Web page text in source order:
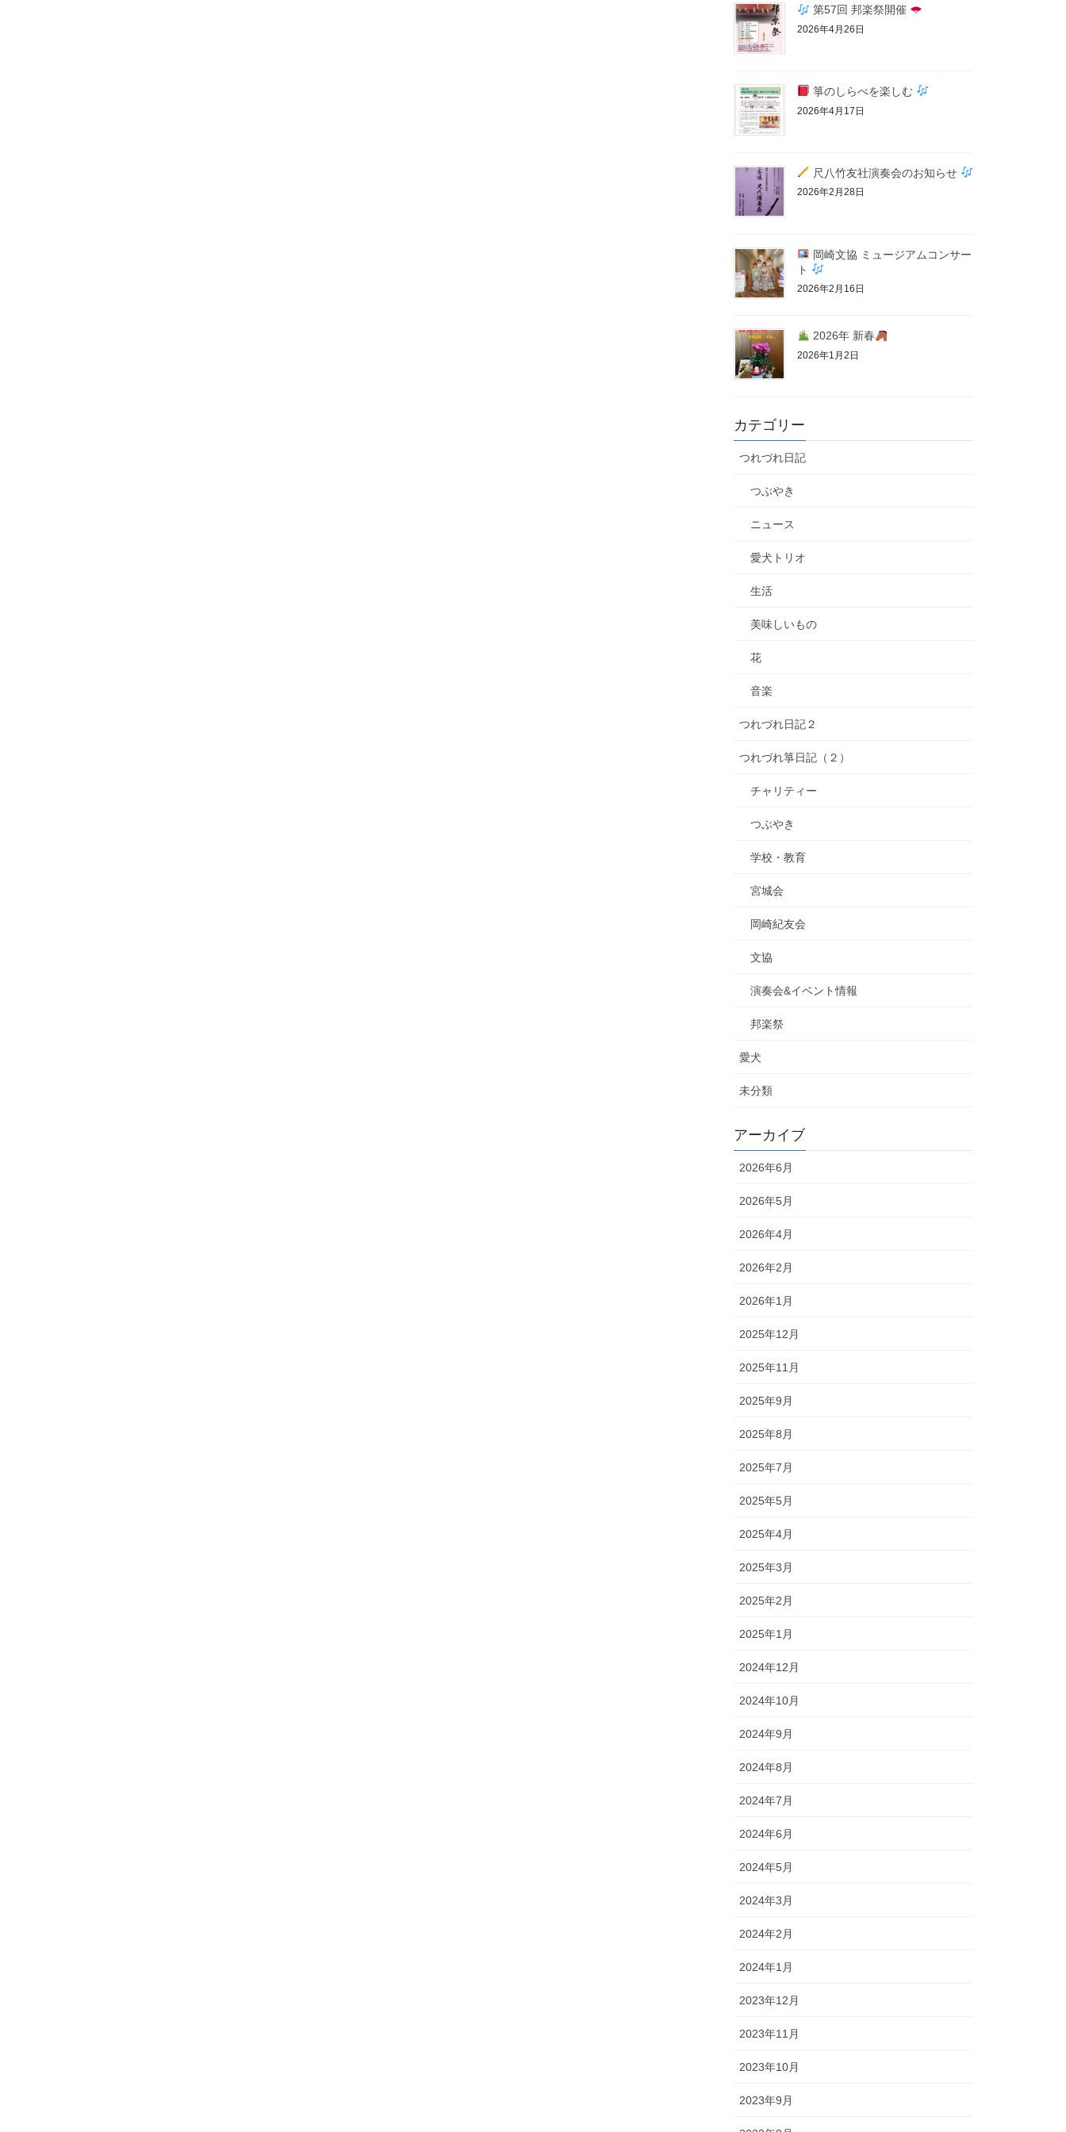
第57回 邦楽祭開催
2026年4月26日
箏のしらべを楽しむ
2026年4月17日
尺八竹友社演奏会のお知らせ
2026年2月28日
岡崎文協 ミュージアムコンサー
ト
2026年2月16日
2026年 新春
2026年1月2日
カテゴリー
つれづれ日記
つぶやき
ニュース
愛犬トリオ
生活
美味しいもの
花
音楽
つれづれ日記２
つれづれ箏日記（２）
チャリティー
つぶやき
学校・教育
宮城会
岡崎紀友会
文協
演奏会&イベント情報
邦楽祭
愛犬
未分類
アーカイブ
2026年6月
2026年5月
2026年4月
2026年2月
2026年1月
2025年12月
2025年11月
2025年9月
2025年8月
2025年7月
2025年5月
2025年4月
2025年3月
2025年2月
2025年1月
2024年12月
2024年10月
2024年9月
2024年8月
2024年7月
2024年6月
2024年5月
2024年3月
2024年2月
2024年1月
2023年12月
2023年11月
2023年10月
2023年9月